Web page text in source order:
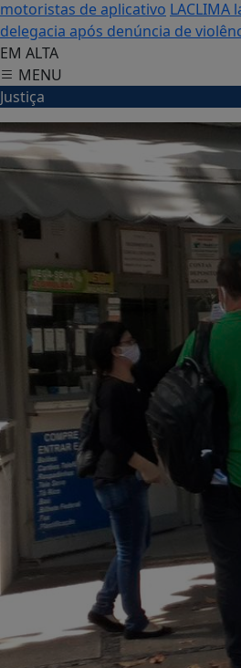
motoristas de aplicativo
delegacia após denúncia de
EM ALTA
MENU
Justiça